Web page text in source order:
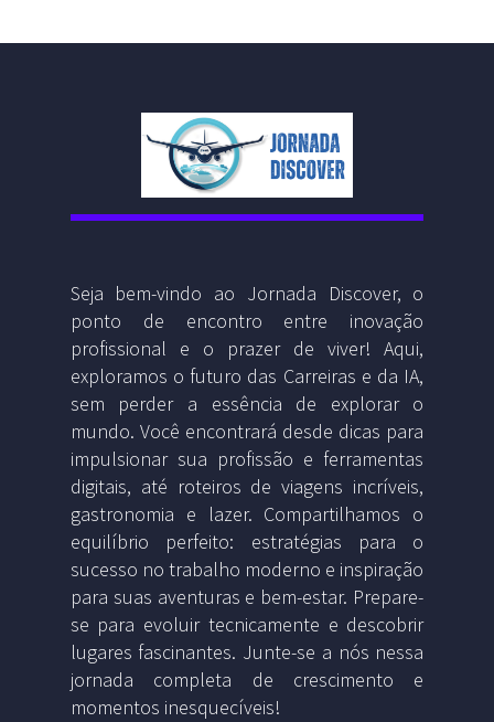
Seja bem-vindo ao Jornada Discover, o
ponto de encontro entre inovação
profissional e o prazer de viver! Aqui,
exploramos o futuro das Carreiras e da IA,
sem perder a essência de explorar o
mundo. Você encontrará desde dicas para
impulsionar sua profissão e ferramentas
digitais, até roteiros de viagens incríveis,
gastronomia e lazer. Compartilhamos o
equilíbrio perfeito: estratégias para o
sucesso no trabalho moderno e inspiração
para suas aventuras e bem-estar. Prepare-
se para evoluir tecnicamente e descobrir
lugares fascinantes. Junte-se a nós nessa
jornada completa de crescimento e
momentos inesquecíveis!